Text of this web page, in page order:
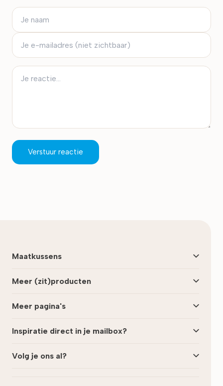
Verstuur reactie
Maatkussens
Meer (zit)producten
Meer pagina's
Inspiratie direct in je mailbox?
Volg je ons al?